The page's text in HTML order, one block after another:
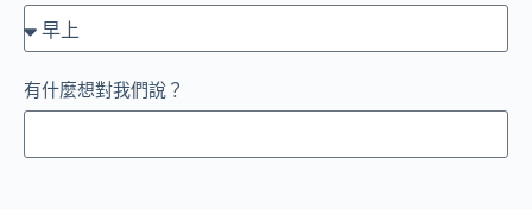
有什麼想對我們說？